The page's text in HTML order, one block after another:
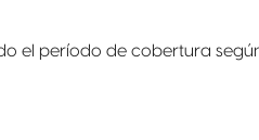
el período de cobertura